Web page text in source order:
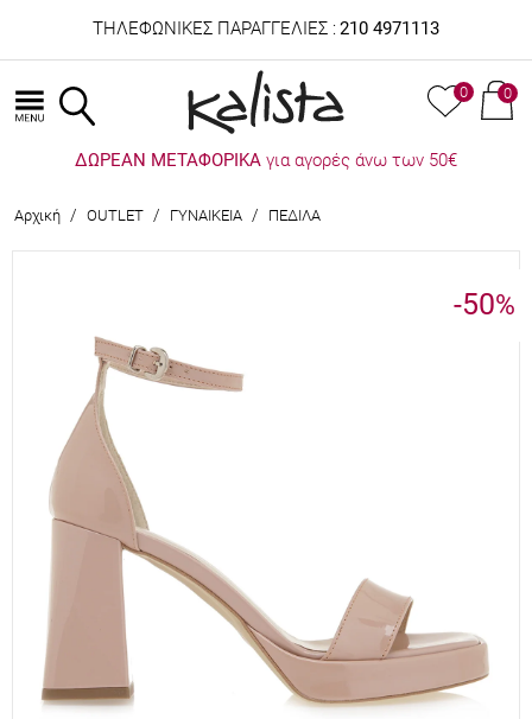
ΤΗΛΕΦΩΝΙΚΕΣ ΠΑΡΑΓΓΕΛΙΕΣ : 210 4971113
0 0
ΔΩΡΕΑΝ ΜΕΤΑΦΟΡΙΚΑ για αγορές άνω των 50€
Αρχική / OUTLET / ΓΥΝΑΙΚΕΙΑ / ΠΕΔΙΛΑ
-50%